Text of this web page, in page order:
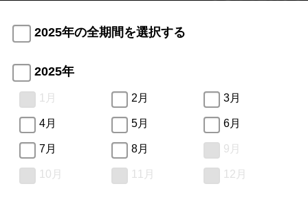
2025年の全期間を選択する
2025年
1月 2月 3月
4月 5月 6月
7月 8月 9月
10月 11月 12月